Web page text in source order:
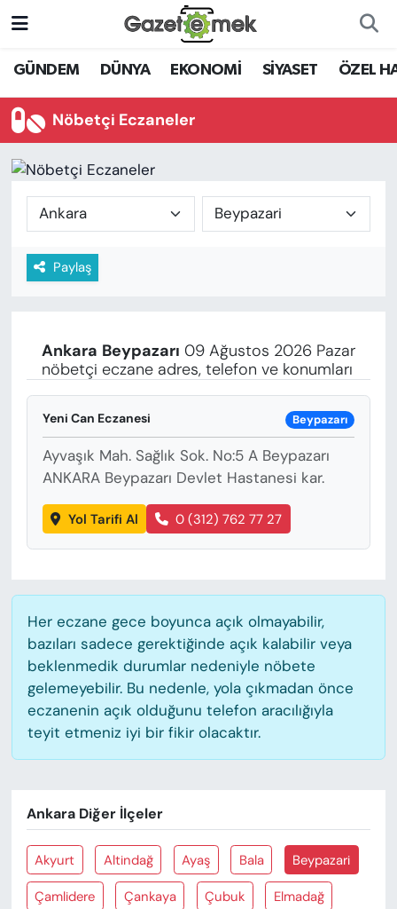
GÜNDEM DÜNYA EKONOMİ SİYASET ÖZEL
Nöbetçi Eczaneler
Paylaş
Ankara Beypazarı 09 Ağustos 2026 Pazar
nöbetçi eczane adres, telefon ve konumları
Yeni Can Eczanesi Beypazarı
Ayvaşık Mah. Sağlık Sok. No:5 A Beypazarı
ANKARA Beypazarı Devlet Hastanesi kar.
Yol Tarifi Al 0 (312) 762 77 27
Her eczane gece boyunca açık olmayabilir,
bazıları sadece gerektiğinde açık kalabilir veya
beklenmedik durumlar nedeniyle nöbete
gelemeyebilir. Bu nedenle, yola çıkmadan önce
eczanenin açık olduğunu telefon aracılığıyla
teyit etmeniz iyi bir fikir olacaktır.
Ankara Diğer İlçeler
Akyurt Altindağ Ayaş Bala Beypazari
Çamlidere Çankaya Çubuk Elmadağ
DÜNYA
EKONOMİ
YENİ MEDYADA EMEK
GAZETECİLİĞİNİ GELİŞTİRMEK
FAYDALI BİLGİLER
EĞİTİM
SAĞLIK
ÖZEL HABER
YAZAR KÖŞESİ
SİYASET
Nöbetçi Eczaneler
Hava Durumu
Trafik Durumu
Haber Arşivi